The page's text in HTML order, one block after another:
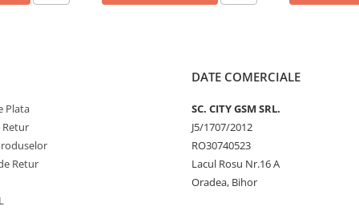
Plata
Retur
Retur
DATE COMERCIALE
SC. CITY GSM SRL.
J5/1707/2012
RO30740523
Lacul Rosu Nr.16 A
Oradea, Bihor